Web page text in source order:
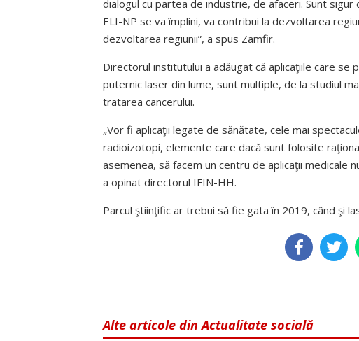
dialogul cu partea de industrie, de afaceri. Sunt
ELI-NP se va împlini, va contribui la dezvoltarea
dezvoltarea regiunii”, a spus Zamfir.
Directorul institutului a adăugat că aplicaţiile care se
puternic laser din lume, sunt multiple, de la studiul
tratarea cancerului.
„Vor fi aplicaţii legate de sănătate, cele mai
radioizotopi, elemente care dacă sunt folosite
asemenea, să facem un centru de aplicaţii medicale
a opinat directorul IFIN-HH.
Parcul ştiinţific ar trebui să fie gata în 2019, când şi
Alte articole din Actualitate socială